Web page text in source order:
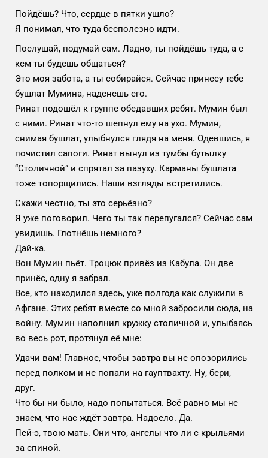
Пойдёшь? Что, сердце в пятки ушло?
Я понимал, что туда бесполезно идти.
Послушай, подумай сам. Ладно, ты пойдёшь туда, а с
кем ты будешь общаться?
Это моя забота, а ты собирайся. Сейчас принесу тебе
бушлат Мумина, наденешь его.
Ринат подошёл к группе обедавших ребят. Мумин был
с ними. Ринат что-то шепнул ему на ухо. Мумин,
снимая бушлат, улыбнулся глядя на меня. Одевшись, я
почистил сапоги. Ринат вынул из тумбы бутылку
“Столичной” и спрятал за пазуху. Карманы бушлата
тоже топорщились. Наши взгляды встретились.
Скажи честно, ты это серьёзно?
Я уже поговорил. Чего ты так перепугался? Сейчас сам
увидишь. Глотнёшь немного?
Дай-ка.
Вон Мумин пьёт. Троцюк привёз из Кабула. Он две
принёс, одну я забрал.
Все, кто находился здесь, уже полгода как служили в
Афгане. Этих ребят вместе со мной забросили сюда, на
войну. Мумин наполнил кружку столичной и, улыбаясь
во весь рот, протянул её мне:
Удачи вам! Главное, чтобы завтра вы не опозорились
перед полком и не попали на гауптвахту. Ну, бери,
друг.
Что бы ни было, надо попытаться. Всё равно мы не
знаем, что нас ждёт завтра. Надоело. Да.
Пей-э, твою мать. Они что, ангелы что ли с крыльями
за спиной.